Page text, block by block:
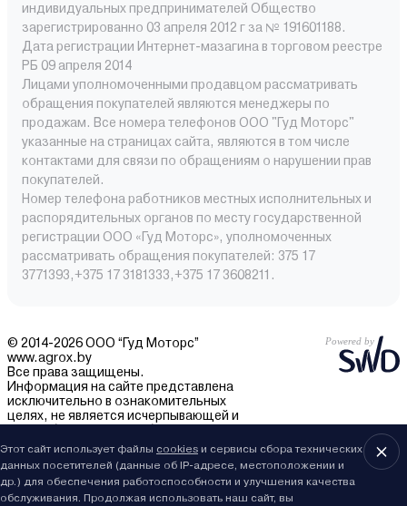
Этот сайт использует файлы cookies и сервисы сбора технических
данных посетителей (данные об IP-адресе, местоположении и
др.) для обеспечения работоспособности и улучшения качества
обслуживания. Продолжая использовать наш сайт, вы
индивидуальных предпринимателей Общество
зарегистрированно 03 апреля 2012 г за № 191601188.
Дата регистрации Интернет-мазагина в торговом реестре
РБ 09 апреля 2014
Лицами уполномоченными продавцом рассматривать
обращения покупателей являются менеджеры по
продажам. Все номера телефонов ООО "Гуд Моторс"
указанные на страницах сайта, являются в том числе
контактами для связи по обращениям о нарушении прав
покупателей.
Номер телефона работников местных исполнительных и
распорядительных органов по месту государственной
регистрации ООО «Гуд Моторс», уполномоченных
рассматривать обращения покупателей: 375 17
3771393,+375 17 3181333,+375 17 3608211.
© 2014-2026 ООО “Гуд Моторс”
www.agrox.by
Все права защищены.
Информация на сайте представлена
исключительно в ознакомительных
целях, не является исчерпывающей и
Внешний вид товаров может отличаться.
За подробностями обращайтесь в отдел
продаж.